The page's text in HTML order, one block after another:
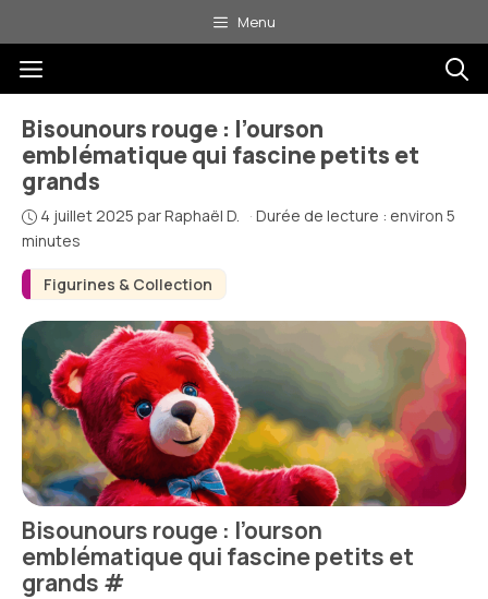
au
contenu
Menu
Menu
Figurines & Collection
Bisounours rouge : l’ourson
emblématique qui fascine petits et
grands
4 juillet 2025 parRaphaël D. · Durée de lecture : environ 5
minutes
Bisounours rouge : l’ourson
emblématique qui fascine petits et
grands #